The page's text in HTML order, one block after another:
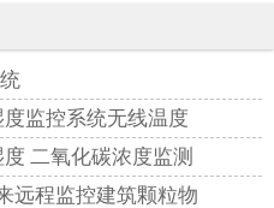
监控系统无线温度
二氧化碳浓度监测
远程监控建筑颗粒物